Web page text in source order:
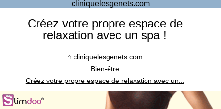
Créez votre propre espace de
relaxation avec un spa !
cliniquelesgenets.com
Bien-être
Créez votre propre espace de relaxation avec un...
cliniquelesgenets.com